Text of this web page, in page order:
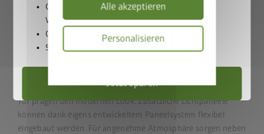
Alle akzeptieren
Personalisieren
Das Beste aus jahrzehntelanger
Erfahrung – das Biohort Top-
Produkt
Glatte Wandoberflächen und das elegante Lichtband in der
Tür prägen den modernen Look. Zusätzliche Lichtpaneele
können dank eigens entwickeltem Paneelsystem flexibel
eingebaut werden. Für angenehme Atmosphäre sorgen neben
Gerätehaus und BikeLift gemeinsam in den
Warenkorb legen
GutscheincodeBIKELIFT50einlösen
50% Rabatt auf den BikeLift erhalten
Jetzt sparen